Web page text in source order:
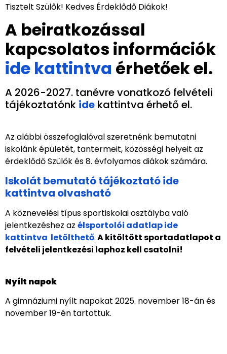
Tisztelt Szülők! Kedves Érdeklődő Diákok!
A beiratkozással
kapcsolatos információk
ide kattintva érhetőek el.
A 2026-2027. tanévre vonatkozó felvételi
tájékoztatónk ide kattintva érhető el.
Az alábbi összefoglalóval szeretnénk bemutatni
iskolánk épületét, tantermeit, közösségi helyeit az
érdeklődő Szülők és 8. évfolyamos diákok számára.
Iskolát bemutató tájékoztató ide
kattintva olvasható
A köznevelési típus sportiskolai osztályba való
jelentkezéshez az élsportolói adatlap ide
kattintva letölthető.A kitöltött sportadatlapot a
felvételi jelentkezési laphoz kell csatolni!
Nyílt napok
A gimnáziumi nyílt napokat 2025. november 18-án és
november 19-én tartottuk.